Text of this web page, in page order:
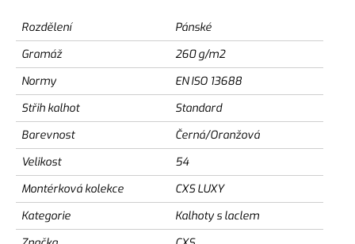
Rozdělení
Pánské
Gramáž
260 g/m2
Normy
EN ISO 13688
Střih kalhot
Standard
Barevnost
Černá/Oranžová
Velikost
54
Montérková kolekce
CXS LUXY
Kategorie
Kalhoty s laclem